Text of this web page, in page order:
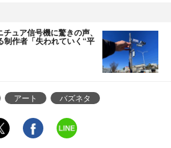
ュア信号機に驚きの声、
制作者「失われていく“平
アート バズネタ